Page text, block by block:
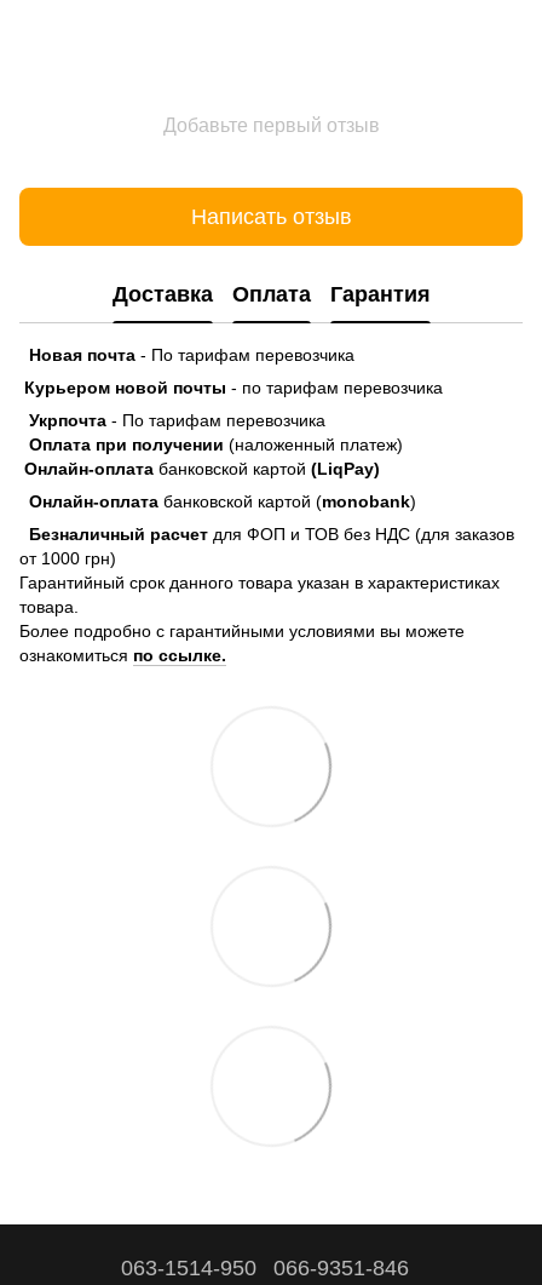
Добавьте первый отзыв
Написать отзыв
Доставка Оплата Гарантия
Новая почта - По тарифам перевозчика
Курьером новой почты - по тарифам перевозчика
Укрпочта - По тарифам перевозчика
Оплата при получении (наложенный платеж)
Онлайн-оплата банковской картой (LiqPay)
Онлайн-оплата банковской картой (monobank)
Безналичный расчет для ФОП и ТОВ без НДС (для заказов
от 1000 грн)
Гарантийный срок данного товара указан в характеристиках
товара.
Более подробно с гарантийными условиями вы можете
ознакомиться по ссылке.
063-1514-950 066-9351-846